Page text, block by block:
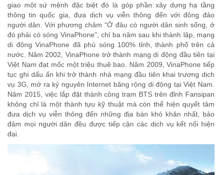
giao một sứ mệnh đặc biệt đó là góp phần xây dựng hạ tầng
thông tin quốc gia, đưa dịch vụ viễn thông đến với đông đảo
người dân. Với phương châm “Ở đâu có người dân sinh sống, ở
đó phải có sóng VinaPhone”, chỉ ba năm sau khi thành lập, mạng
di động VinaPhone đã phủ sóng 100% tỉnh, thành phố trên cả
nước. Năm 2002, VinaPhone trở thành mạng di động đầu tiên tại
Việt Nam đạt mốc một triệu thuê bao. Năm 2009, VinaPhone tiếp
tục ghi dấu ấn khi trở thành nhà mạng đầu tiên khai trương dịch
vụ 3G, mở ra kỷ nguyên Internet băng rộng di động tại Việt Nam.
Năm 2015, việc lắp đặt thành công trạm BTS trên đỉnh Fansipan
không chỉ là một thành tựu kỹ thuật mà còn thể hiện quyết tâm
đưa dịch vụ viễn thông đến những địa bàn khó khăn nhất, bảo
đảm mọi người dân đều được tiếp cận các dịch vụ kết nối hiện
đại.